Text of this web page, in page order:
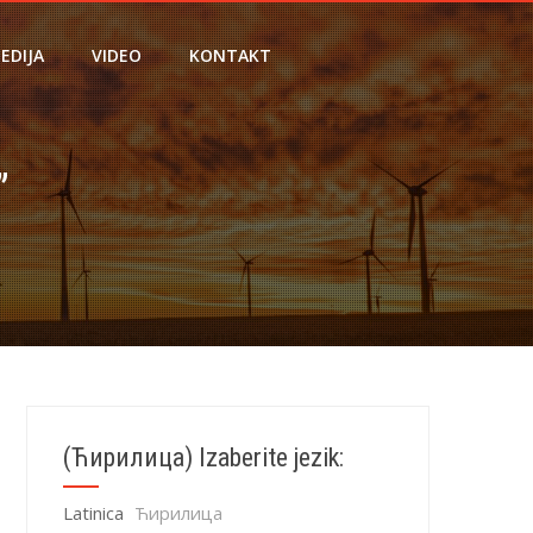
VIDEO KONTAKT
(Ћирилица) Izaberite jezik:
Latinica Ћирилица